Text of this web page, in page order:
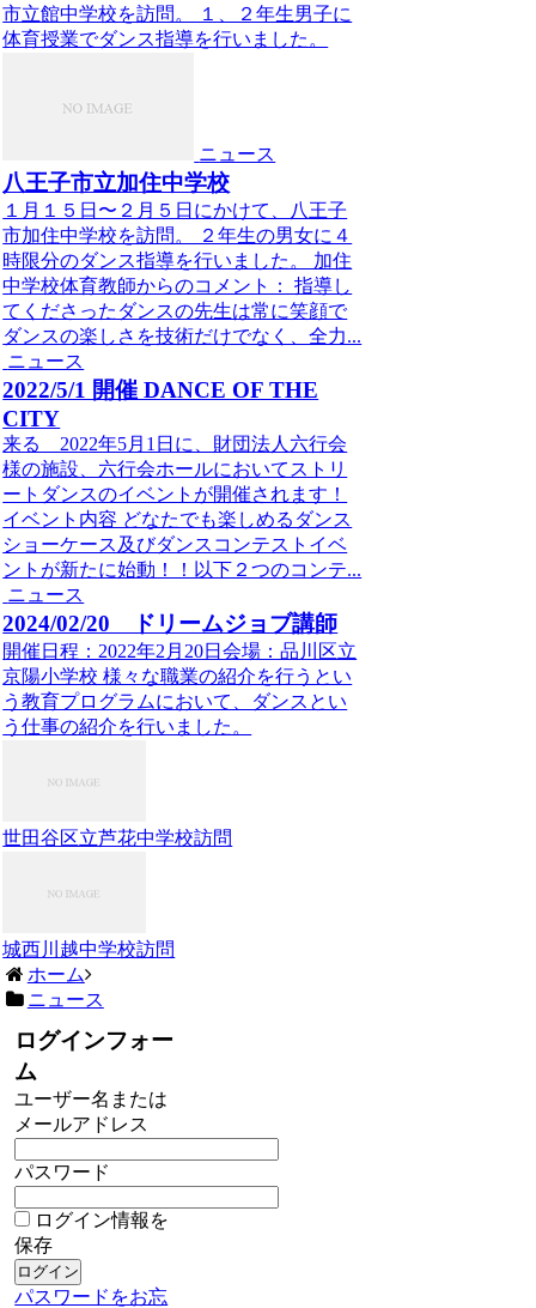
市立館中学校を訪問。 １、２年生男子に
体育授業でダンス指導を行いました。
ニュース
八王子市立加住中学校
１月１５日〜２月５日にかけて、八王子
市加住中学校を訪問。 ２年生の男女に４
時限分のダンス指導を行いました。 加住
中学校体育教師からのコメント： 指導し
てくださったダンスの先生は常に笑顔で
ダンスの楽しさを技術だけでなく、全力...
ニュース
2022/5/1 開催 DANCE OF THE
CITY
来る 2022年5月1日に、財団法人六行会
様の施設、六行会ホールにおいてストリ
ートダンスのイベントが開催されます！
イベント内容 どなたでも楽しめるダンス
ショーケース及びダンスコンテストイベ
ントが新たに始動！！以下２つのコンテ...
ニュース
2024/02/20 ドリームジョブ講師
開催日程：2022年2月20日会場：品川区立
京陽小学校 様々な職業の紹介を行うとい
う教育プログラムにおいて、ダンスとい
う仕事の紹介を行いました。
世田谷区立芦花中学校訪問
城西川越中学校訪問
ホーム
ニュース
ログインフォー
ム
ユーザー名または
メールアドレス
パスワード
ログイン情報を
保存
パスワードをお忘